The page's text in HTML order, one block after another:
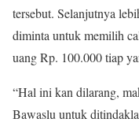
tersebut. Selanjutnya
diminta untuk memilih
uang Rp. 100.000 tiap
“Hal ini kan dilarang,
Bawaslu untuk